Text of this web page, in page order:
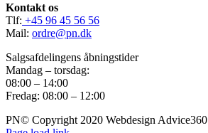
Kontakt os
Tlf: +45 96 45 56 56
Mail: ordre@pn.dk
Salgsafdelingens åbningstider
Mandag – torsdag:
08:00 – 14:00
Fredag: 08:00 – 12:00
PN© Copyright 2020 Webdesign Advice360